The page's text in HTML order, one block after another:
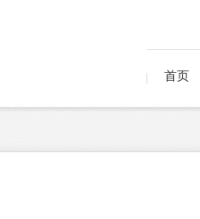
首页